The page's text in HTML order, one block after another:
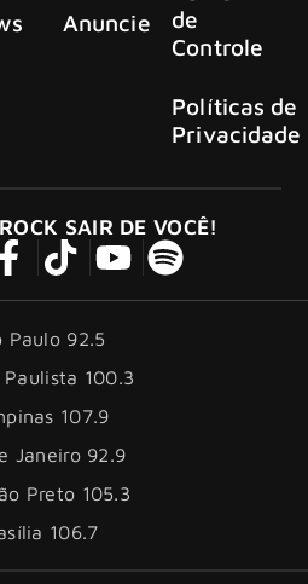
Anuncie
de
Controle
Políticas de
Privacidade
SAIR DE VOCÊ!
Paulo 92.5
100.3
107.9
Janeiro 92.9
Preto 105.3
106.7